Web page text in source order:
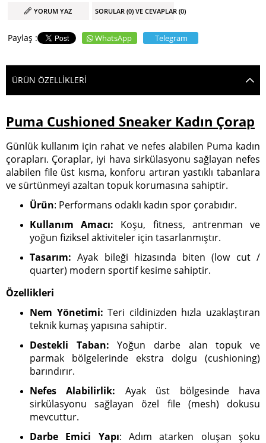
YORUM YAZ SORULAR (0) VE CEVAPLAR (0)
WhatsApp Telegram
ÜRÜN ÖZELLIKLERI
Puma Cushioned Sneaker Kadın Çorap
Günlük kullanım için rahat ve nefes alabilen Puma kadın
çorapları. Çoraplar, iyi hava sirkülasyonu sağlayan nefes
alabilen file üst kısma, konforu artıran yastıklı tabanlara
ve sürtünmeyi azaltan topuk korumasına sahiptir.
Ürün: Performans odaklı kadın spor çorabıdır.
Kullanım Amacı: Koşu, fitness, antrenman ve
yoğun fiziksel aktiviteler için tasarlanmıştır.
Tasarım: Ayak bileği hizasında biten (low cut /
quarter) modern sportif kesime sahiptir.
Özellikleri
Nem Yönetimi: Teri cildinizden hızla uzaklaştıran
teknik kumaş yapısına sahiptir.
Destekli Taban: Yoğun darbe alan topuk ve
parmak bölgelerinde ekstra dolgu (cushioning)
barındırır.
Nefes Alabilirlik: Ayak üst bölgesinde hava
sirkülasyonu sağlayan özel file (mesh) dokusu
mevcuttur.
Darbe Emici Yapı: Adım atarken oluşan şoku